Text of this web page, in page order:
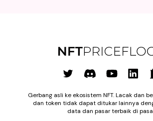
Gerbang asli ke ekosistem NFT. Lacak dan
dan token tidak dapat ditukar lainnya
data dan pasar terbaik di